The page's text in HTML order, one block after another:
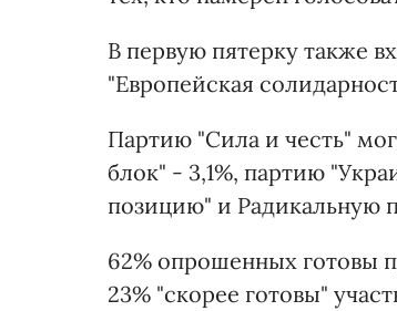
В первую пятерку также
"Европейская
Партию "Сила и честь"
блок" - 3,1%, партию
позицию" и Радикальную
62% опрошенных готовы
23% "скорее готовы"